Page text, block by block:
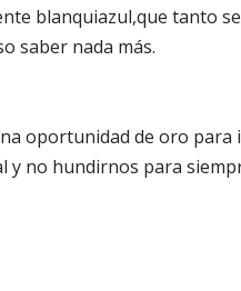
blanquiazul,que tanto
saber nada más.
oportunidad de oro para
y no hundirnos para